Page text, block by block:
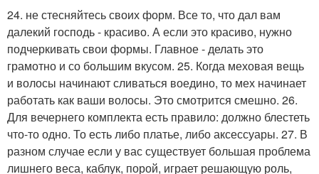
24. не стесняйтесь своих форм. Все то, что дал вам
далекий господь - красиво. А если это красиво, нужно
подчеркивать свои формы. Главное - делать это
грамотно и со большим вкусом. 25. Когда меховая вещь
и волосы начинают сливаться воедино, то мех начинает
работать как ваши волосы. Это смотрится смешно. 26.
Для вечернего комплекта есть правило: должно блестеть
что-то одно. То есть либо платье, либо аксессуары. 27. В
разном случае если у вас существует большая проблема
лишнего веса, каблук, порой, играет решающую роль,